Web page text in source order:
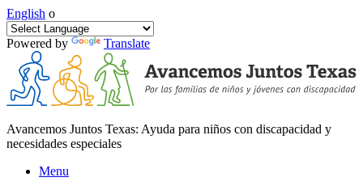
English o
Powered by Translate
Avancemos Juntos Texas: Ayuda para niños con discapacidad y
necesidades especiales
Menu